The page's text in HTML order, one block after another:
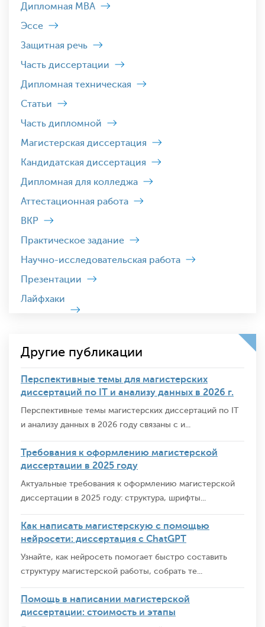
Дипломная MBA
Эссе
Защитная речь
Часть диссертации
Дипломная техническая
Статьи
Часть дипломной
Магистерская диссертация
Кандидатская диссертация
Дипломная для колледжа
Аттестационная работа
ВКР
Практическое задание
Научно-исследовательская работа
Презентации
Лайфхаки
Другие публикации
Перспективные темы для магистерских
диссертаций по IT и анализу данных в 2026 г.
Перспективные темы магистерских диссертаций по IT
и анализу данных в 2026 году связаны с и...
Требования к оформлению магистерской
диссертации в 2025 году
Актуальные требования к оформлению магистерской
диссертации в 2025 году: структура, шрифты...
Как написать магистерскую с помощью
нейросети: диссертация с ChatGPT
Узнайте, как нейросеть помогает быстро составить
структуру магистерской работы, собрать те...
Помощь в написании магистерской
диссертации: стоимость и этапы